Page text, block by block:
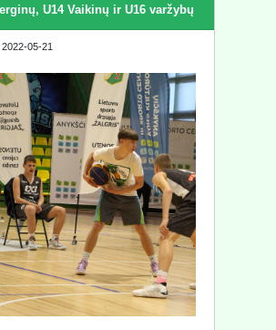
U14 Vaikinų ir U16 varžybų
05-21